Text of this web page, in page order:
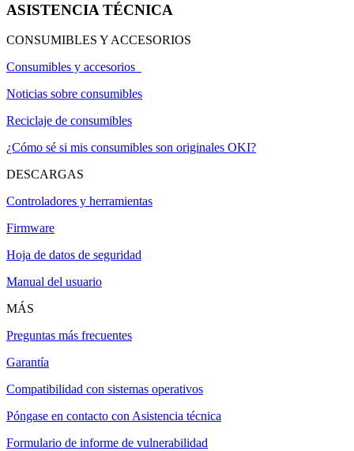
ASISTENCIA TÉCNICA
CONSUMIBLES Y ACCESORIOS
Consumibles y accesorios
Noticias sobre consumibles
Reciclaje de consumibles
¿Cómo sé si mis consumibles son originales OKI?
DESCARGAS
Controladores y herramientas
Firmware
Hoja de datos de seguridad
Manual del usuario
MÁS
Preguntas más frecuentes
Garantía
Compatibilidad con sistemas operativos
Póngase en contacto con Asistencia técnica
Formulario de informe de vulnerabilidad